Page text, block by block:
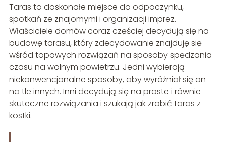
Taras to doskonałe miejsce do odpoczynku,
spotkań ze znajomymi i organizacji imprez.
Właściciele domów coraz częściej decydują się na
budowę tarasu, który zdecydowanie znajduję się
wśród topowych rozwiązań na sposoby spędzania
czasu na wolnym powietrzu. Jedni wybierają
niekonwencjonalne sposoby, aby wyróżniał się on
na tle innych. Inni decydują się na proste i równie
skuteczne rozwiązania i szukają jak zrobić taras z
kostki.